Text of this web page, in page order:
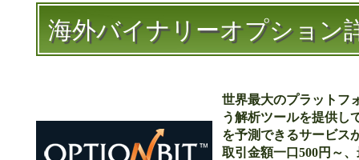
海外バイナリーオプション
世界最大のプラットフ
う解析ツールを提供し
を予測できるサービス
取引金額一口500円～